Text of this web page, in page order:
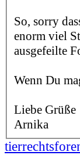
So, sorry
enorm viel
ausgefeilte
Wenn Du
Liebe Grüße
Arnika